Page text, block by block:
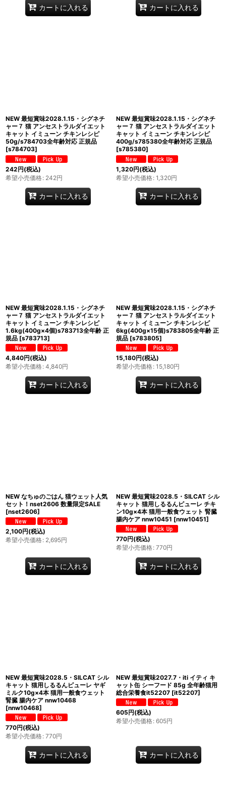
カートに入れる カートに入れる
NEW 最短賞味2028.1.15・シグネチ
ャー７ 猫 アンセストラルダイエット
キャット イミューン チキンレシピ
50g/s784703全年齢対応 正規品
[s784703]
242円(税込)
希望小売価格: 242円
カートに入れる
NEW 最短賞味2028.1.15・シグネチ
ャー７ 猫 アンセストラルダイエット
キャット イミューン チキンレシピ
400g/s785380全年齢対応 正規品
[s785380]
1,320円(税込)
希望小売価格: 1,320円
カートに入れる
NEW 最短賞味2028.1.15・シグネチ
ャー７ 猫 アンセストラルダイエット
キャット イミューン チキンレシピ
1.6kg(400g×4個)s783713全年齢 正
規品 [s783713]
4,840円(税込)
希望小売価格: 4,840円
カートに入れる
NEW 最短賞味2028.1.15・シグネチ
ャー７ 猫 アンセストラルダイエット
キャット イミューン チキンレシピ
6kg(400g×15個)s783805全年齢 正
規品 [s783805]
15,180円(税込)
希望小売価格: 15,180円
カートに入れる
NEW なちゅのごはん 猫ウェット人気
セット！nset2606 数量限定SALE
[nset2606]
2,100円(税込)
希望小売価格: 2,695円
カートに入れる
NEW 最短賞味2028.5・SILCAT シル
キャット 猫用しるるんピューレ チキ
ン10g×4本 猫用一般食ウェット 腎臓
腸内ケア nnw10451 [nnw10451]
770円(税込)
希望小売価格: 770円
カートに入れる
NEW 最短賞味2028.5・SILCAT シル
キャット 猫用しるるんピューレ ヤギ
ミルク10g×4本 猫用一般食ウェット
腎臓 腸内ケア nnw10468
[nnw10468]
770円(税込)
希望小売価格: 770円
カートに入れる
NEW 最短賞味2027.7・iti イティ キ
ャット缶 シーフード 85g 全年齢猫用
総合栄養食it52207 [it52207]
605円(税込)
希望小売価格: 605円
カートに入れる